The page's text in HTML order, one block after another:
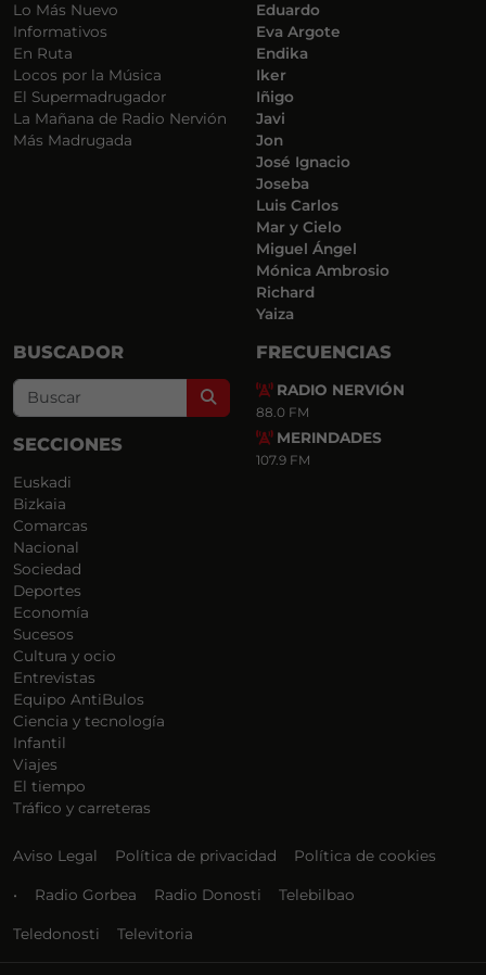
Lo Más Nuevo
Informativos
En Ruta
Locos por la Música
El Supermadrugador
La Mañana de Radio Nervión
Más Madrugada
Eduardo
Eva Argote
Endika
Iker
Iñigo
Javi
Jon
José Ignacio
Joseba
Luis Carlos
Mar y Cielo
Miguel Ángel
Mónica Ambrosio
Richard
Yaiza
BUSCADOR
Search
SECCIONES
Euskadi
Bizkaia
Comarcas
Nacional
Sociedad
Deportes
Economía
Sucesos
Cultura y ocio
Entrevistas
Equipo AntiBulos
Ciencia y tecnología
Infantil
Viajes
El tiempo
Tráfico y carreteras
FRECUENCIAS
RADIO NERVIÓN
88.0 FM
MERINDADES
107.9 FM
Aviso Legal Política de privacidad Política de cookies
• Radio Gorbea Radio Donosti Telebilbao
Teledonosti Televitoria